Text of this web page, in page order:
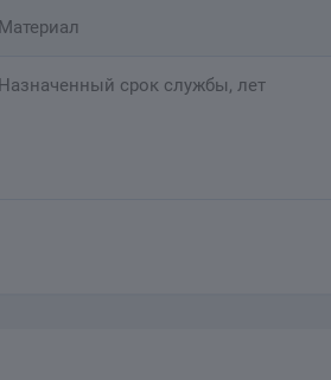
Материал
Назначенный срок службы, лет